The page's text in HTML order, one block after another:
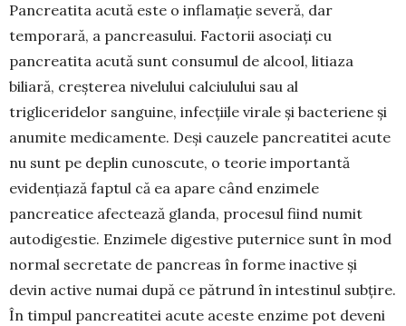
Pancreatita acută este o inflamație severă, dar
temporară, a pancreasului. Factorii aso­ciați cu
pancreatita acută sunt consumul de alcool, litiaza
biliară, creșterea nivelului calciulului sau al
trigliceridelor sanguine, infecțiile virale și bac­teriene și
anumite medicamente. Deși cauzele pancreatitei acute
nu sunt pe deplin cunoscute, o teorie importantă
evidențiază fap­tul că ea apare când enzimele
pancreatice afec­tează glanda, procesul fiind nu­mit
autodi­ges­tie. Enzimele di­ges­tive pu­ter­nice sunt în mod
normal secre­tate de pancreas în forme inac­tive și
devin active numai după ce pătrund în intes­tinul subțire.
În timpul pancrea­titei acute aces­te enzime pot de­veni